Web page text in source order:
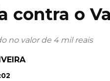
contra o
no valor de 4 mil reais